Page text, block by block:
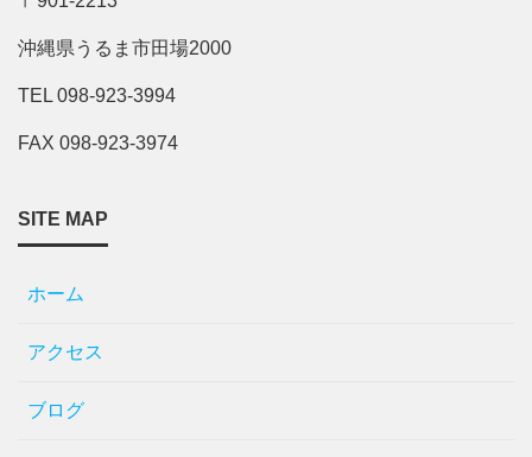
沖縄県うるま市田場2000
TEL 098-923-3994
FAX 098-923-3974
SITE MAP
ホーム
アクセス
ブログ